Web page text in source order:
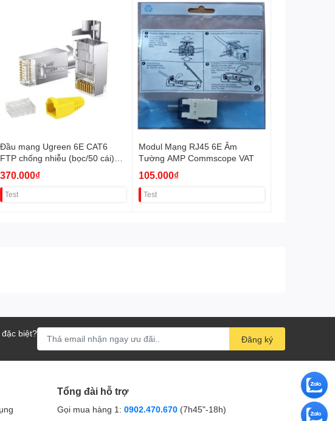
Đầu mạng Ugreen 6E CAT6
FTP chống nhiễu (bọc/50 cái)
30900 VAT 8%
370.000₫
Test
Modul Mạng RJ45 6E Âm
Tường AMP Commscope VAT
105.000₫
Test
biệt?
Đăng ký
Tổng đài hỗ trợ
Gọi mua hàng 1: 0902.470.670 (7h45"-18h)